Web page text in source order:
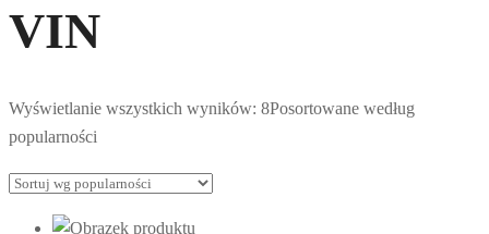
VIN
Wyświetlanie wszystkich wyników: 8Posortowane według
popularności